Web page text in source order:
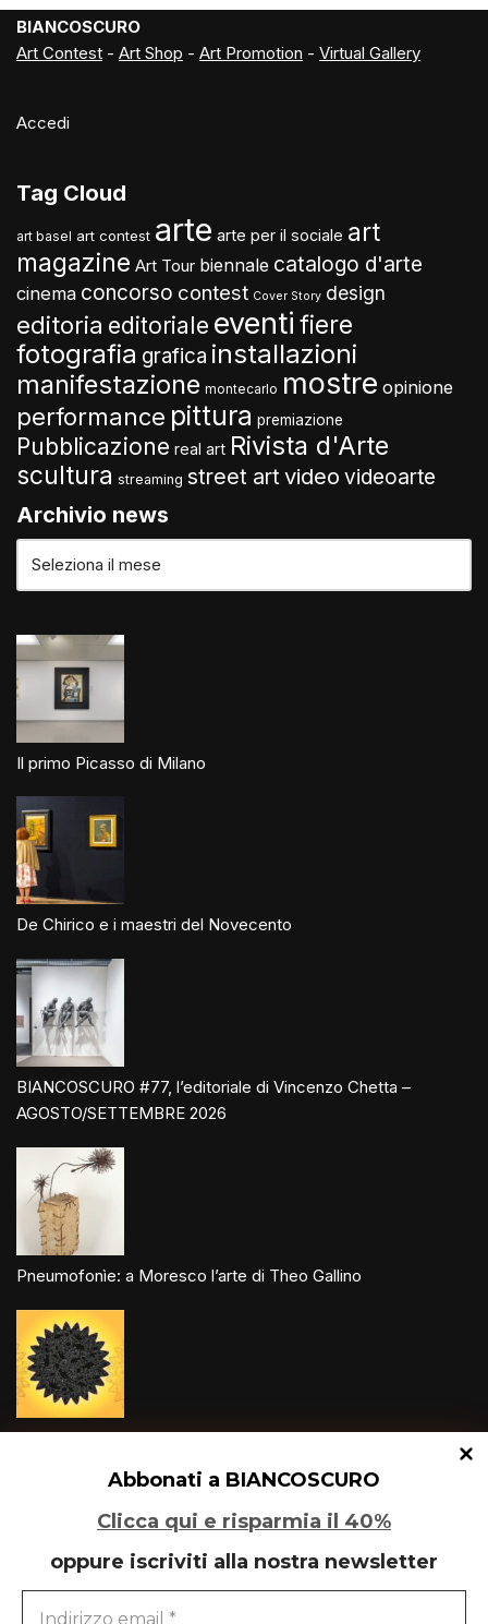
Abbonati a BIANCOSCURO
Clicca qui e risparmia il 40%
oppure iscriviti alla nostra newsletter
BIANCOSCURO
Art Contest - Art Shop - Art Promotion - Virtual Gallery
Accedi
Tag Cloud
art basel art contest arte arte per il sociale art
magazine Art Tour biennale catalogo d'arte
cinema concorso contest Cover Story design
editoria editoriale eventi fiere
fotografia grafica installazioni
manifestazione montecarlo mostre opinione
performance pittura premiazione
Pubblicazione real art Rivista d'Arte
scultura streaming street art video videoarte
Archivio news
Il primo Picasso di Milano
De Chirico e i maestri del Novecento
BIANCOSCURO #77, l’editoriale di Vincenzo Chetta –
AGOSTO/SETTEMBRE 2026
Pneumofonìe: a Moresco l’arte di Theo Gallino
Un glitch quantico tra Varese e Maleo